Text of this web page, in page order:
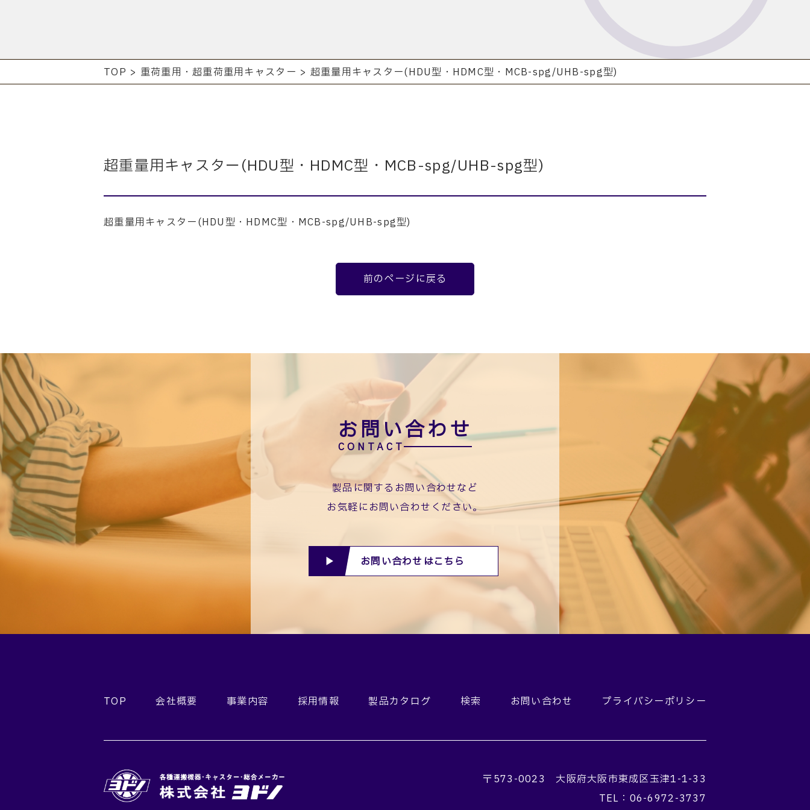
TOP > 重荷重用・超重荷重用キャスター > 超重量用キャスター(HDU型・HDMC型・MCB-spg/UHB-spg型)
超重量用キャスター(HDU型・HDMC型・MCB-spg/UHB-spg型)
超重量用キャスター(HDU型 ・ HDMC型 ・ MCB-spg/UHB-spg型)
前のページに戻る
お問い合わせ
製品に関するお問い合わせなど
お気軽にお問い合わせください。
お問い合わせはこちら
TOP 会社概要 事業内容 採用情報 製品カタログ 検索 お問い合わせ プライバシーポリシー
〒573-0023
大阪府大阪市東成区玉津1-1-33
TEL：06-6972-3737